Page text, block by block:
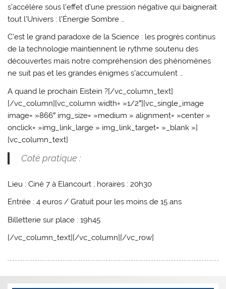
s’accélère sous l’effet d’une pression négative qui baignerait
tout l’Univers : l’Énergie Sombre …
C’est le grand paradoxe de la Science : les progrès continus
de la technologie maintiennent le rythme soutenu des
découvertes mais notre compréhension des phénomènes
ne suit pas et les grandes énigmes s’accumulent …
A quand le prochain Eistein ?[/vc_column_text]
[/vc_column][vc_column width= »1/2″][vc_single_image
image= »866″ img_size= »medium » alignment= »center »
onclick= »img_link_large » img_link_target= »_blank »]
[vc_column_text]
Coté pratique :
Lieu : Ciné 7 à Elancourt ; horaires : 20h30
Entrée : 4 euros / Gratuit pour les moins de 15 ans
Billetterie sur place : 19h45
[/vc_column_text][/vc_column][/vc_row]